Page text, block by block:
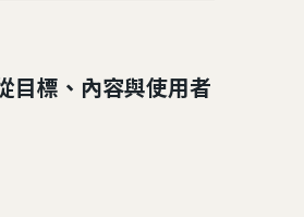
目標、內容與使用者